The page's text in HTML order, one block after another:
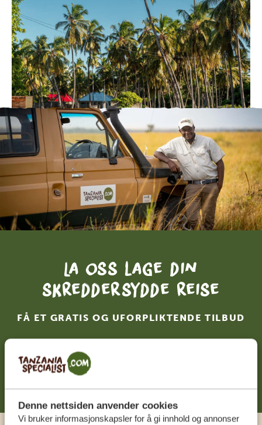
Denne nettsiden anvender cookies
Vi bruker informasjonskapsler for å gi innhold og annonser
La oss lage din
skreddersydde reise
FÅ ET GRATIS OG UFORPLIKTENDE TILBUD
BEGYNN Å PLANLEGGE DRØMMEREISEN